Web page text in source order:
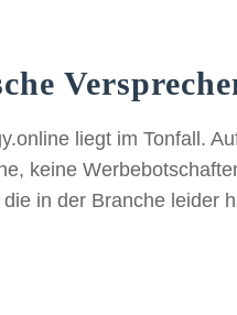
liegt im Tonfall.
keine
in der Branche leider